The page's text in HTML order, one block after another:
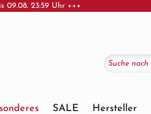
09.08. 23:59 Uhr +++
SALE Hersteller